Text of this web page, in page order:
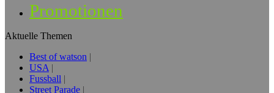
Promotionen
Aktuelle Themen
Best of watson
USA
Fussball
Street Parade